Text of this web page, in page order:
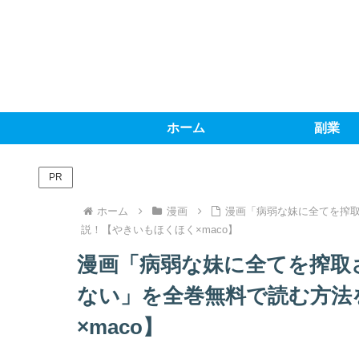
ホーム 副業
PR
ホーム 漫画
漫画「病弱な妹に全てを搾
説！【やきいもほくほく×maco】
漫画「病弱な妹に全てを搾
ない」を全巻無料で読む方
×maco】